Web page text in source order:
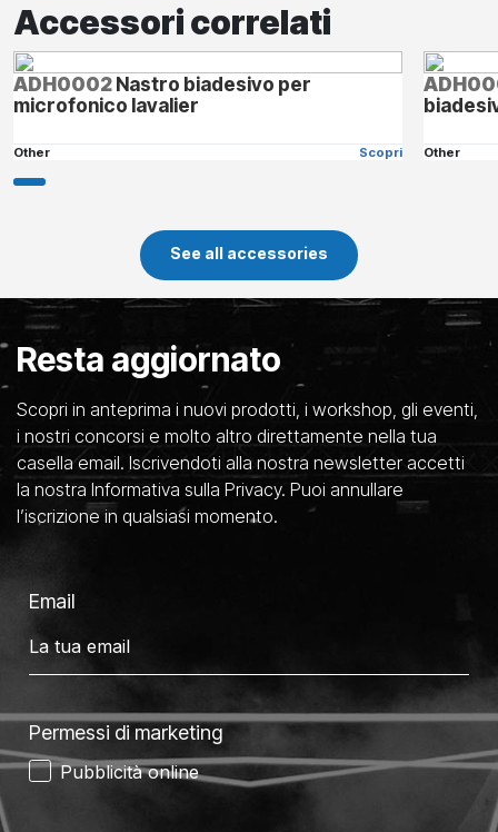
Accessori correlati
ADH0002Nastro biadesivo per
microfonico lavalier
Other Scopri Other
See all accessories
Resta aggiornato
Scopri in anteprima i nuovi prodotti, i workshop, gli eventi,
i nostri concorsi e molto altro direttamente nella tua
casella email. Iscrivendoti alla nostra newsletter accetti
la nostra Informativa sulla Privacy. Puoi annullare
l’iscrizione in qualsiasi momento.
Email
Permessi di marketing
Pubblicità online